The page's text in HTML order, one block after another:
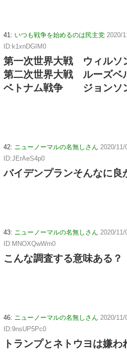
41: いつも戦争を始めるのは民主党 2020/
ID:k1xnDGIM0
第一次世界大戦 ウィル
第二次世界大戦 ルーズ
ベトナム戦争 ジョンソ
42: ニューノーマルの名無しさん 2020/11/
ID:JErAeS4p0
バイデンプランそんなに良
43: ニューノーマルの名無しさん 2020/11/
ID:MNOXQwWm0
こんな調査する意味ある？
46: ニューノーマルの名無しさん 2020/11/
ID:9nsUP5Pc0
トランプとネトウヨは嫌わ